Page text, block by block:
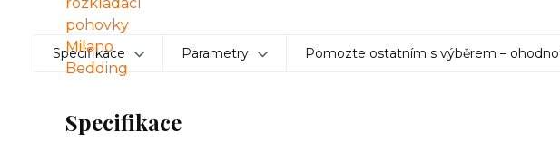
Specifikace Parametry Pomozte ostatním s výběrem –
Specifikace